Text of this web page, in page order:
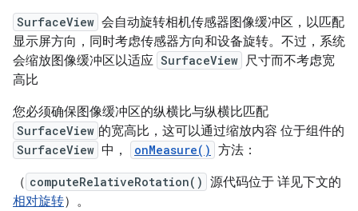
SurfaceView 会自动旋转相机传感器图像缓冲区，以匹配
显示屏方向，同时考虑传感器方向和设备旋转。不过，系统
会缩放图像缓冲区以适应 SurfaceView 尺寸而不考虑宽
高比
您必须确保图像缓冲区的纵横比与纵横比匹配
SurfaceView 的宽高比，这可以通过缩放内容 位于组件的
SurfaceView 中， onMeasure() 方法：
（ computeRelativeRotation() 源代码位于 详见下文的
相对旋转）。